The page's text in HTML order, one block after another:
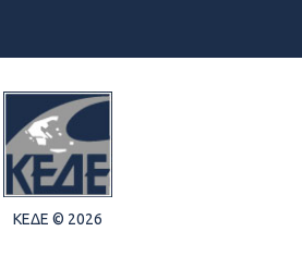
ΚΕΔΕ © 2026